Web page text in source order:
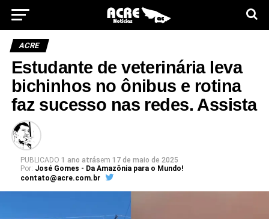
ACRE
Estudante de veterinária leva
bichinhos no ônibus e rotina
faz sucesso nas redes. Assista
PUBLICADO 1 ano atrásem 17 de maio de 2025
Por: José Gomes - Da Amazônia para o Mundo!
contato@acre.com.br